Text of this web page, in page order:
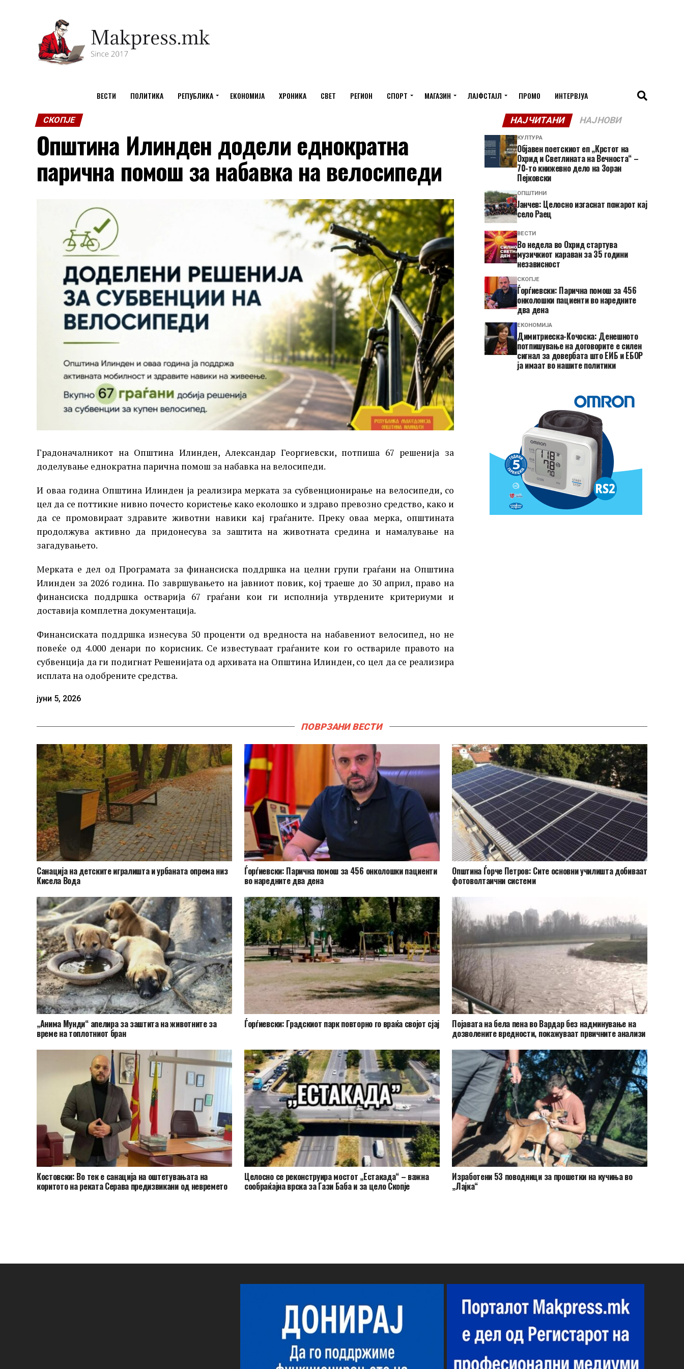
ВЕСТИ ПОЛИТИКА РЕПУБЛИКА ЕКОНОМИЈА ХРОНИКА СВЕТ РЕГИОН СПОРТ МАГАЗИН ЛАЈФСТАЈЛ ПРОМО ИНТЕРВЈУА
СКОПЈЕ
Општина Илинден додели еднократна
парична помош за набавка на велосипеди
Градоначалникот на Општина Илинден, Александар Георгиевски, потпиша 67 решенија за
доделување еднократна парична помош за набавка на велосипеди.
И оваа година Општина Илинден ја реализира мерката за субвенционирање на велосипеди, со
цел да се поттикне нивно почесто користење како еколошко и здраво превозно средство, како и
да се промовираат здравите животни навики кај граѓаните. Преку оваа мерка, општината
продолжува активно да придонесува за заштита на животната средина и намалување на
загадувањето.
Мерката е дел од Програмата за финансиска поддршка на целни групи граѓани на Општина
Илинден за 2026 година. По завршувањето на јавниот повик, кој траеше до 30 април, право на
финансиска поддршка остварија 67 граѓани кои ги исполнија утврдените критериуми и
доставија комплетна документација.
Финансиската поддршка изнесува 50 проценти од вредноста на набавениот велосипед, но не
повеќе од 4.000 денари по корисник. Се известуваат граѓаните кои го оствариле правото на
субвенција да ги подигнат Решенијата од архивата на Општина Илинден, со цел да се реализира
исплата на одобрените средства.
јуни 5, 2026
НАЈЧИТАНИ НАЈНОВИ
КУЛТУРА
Објавен поетскиот еп „Крстот на
Охрид и Светлината на Вечноста“ –
70-то книжевно дело на Зоран
Пејковски
ОПШТИНИ
Јанчев: Целосно изгаснат пожарот кај
село Раец
ВЕСТИ
Во недела во Охрид стартува
музичкиот караван за 35 години
независност
СКОПЈЕ
Ѓорѓиевски: Парична помош за 456
онколошки пациенти во наредните
два дена
ЕКОНОМИЈА
Димитриеска-Кочоска: Денешното
потпишување на договорите е силен
сигнал за довербата што ЕИБ и ЕБОР
ја имаат во нашите политики
ПОВРЗАНИ ВЕСТИ
​Санација на детските игралишта и урбаната опрема низ
Кисела Вода
Ѓорѓиевски: Парична помош за 456 онколошки пациенти
во наредните два дена
Општина Ѓорче Петров: Сите основни училишта добиваат
фотоволтаични системи
„Анима Мунди“ апелира за заштита на животните за
време на топлотниот бран
Ѓорѓиевски: Градскиот парк повторно го враќа својот сјај Појавата на бела пена во Вардар без надминување на
дозволените вредности, покажуваат првичните анализи
Костовски: Во тек е санација на оштетувањата на
коритото на реката Серава предизвикани од невремето
Целосно се реконструира мостот „Естакада“ – важна
сообраќајна врска за Гази Баба и за цело Скопје
Изработени 53 поводници за прошетки на кучиња во
„Лајка“